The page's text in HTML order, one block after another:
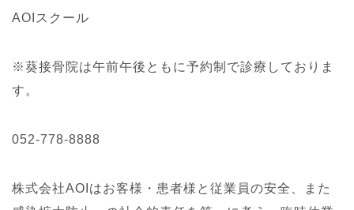
AOIスクール
※葵接骨院は午前午後ともに予約制で診療しておりま
す。
052-778-8888
株式会社AOIはお客様・患者様と従業員の安全、また